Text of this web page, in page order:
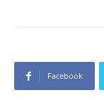
Facebook